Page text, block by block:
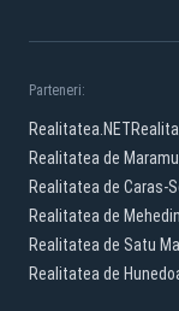
Parteneri:
Realitatea.NET
Realitatea de
Realitatea de Caras-
Realitatea de
Realitatea de Satu
Realitatea de